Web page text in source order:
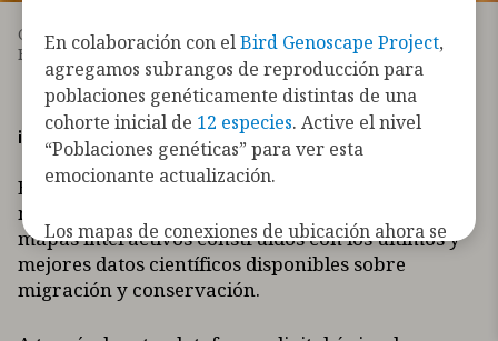
Grulla canadiense Fotografía: Steve Torna/Premios de
Fotografía Audubon
¡Bienvenido(a) a ExplorAves!
El ExplorAves captura la alegría de las aves y la
maravilla de la migración a través de una serie de
mapas interactivos construidos con los últimos y
mejores datos científicos disponibles sobre
migración y conservación.
En colaboración con elBird Genoscape Project,
agregamos subrangos de reproducción para
poblaciones genéticamente distintas de una
cohorte inicial de 12 especies. Active el nivel
“Poblaciones genéticas” para ver esta
emocionante actualización.
Los mapas de conexiones de ubicación ahora se
pueden filtrar por la tecnología que se utilizó
para registrar las conexiones de las aves (por